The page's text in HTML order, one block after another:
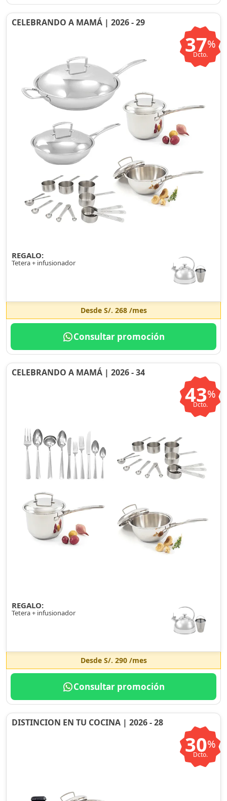
CELEBRANDO A MAMÁ | 2026 - 29
37%
Dcto.
REGALO:
Tetera + infusionador
Desde S/. 268/mes
Consultar promoción
CELEBRANDO A MAMÁ | 2026 - 34
43%
Dcto.
REGALO:
Tetera + infusionador
Desde S/. 290/mes
Consultar promoción
DISTINCION EN TU COCINA | 2026 - 28
30%
Dcto.